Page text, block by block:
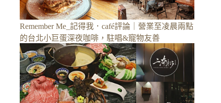
Remember Me_記得我．café評論｜營業至凌晨兩點
的台北小巨蛋深夜咖啡，駐唱&寵物友善